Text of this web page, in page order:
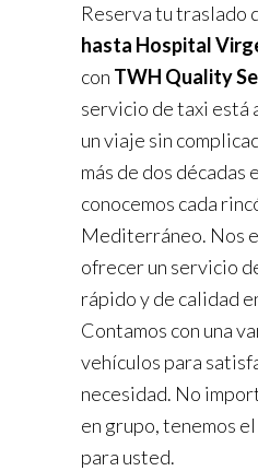
Reserva tu traslado
hasta Hospital
con TWH Quality
servicio de taxi está
un viaje sin
más de dos décadas
conocemos cada
Mediterráneo. Nos
ofrecer un servicio
rápido y de calidad
Contamos con una
vehículos para
necesidad. No
en grupo, tenemos
para usted.